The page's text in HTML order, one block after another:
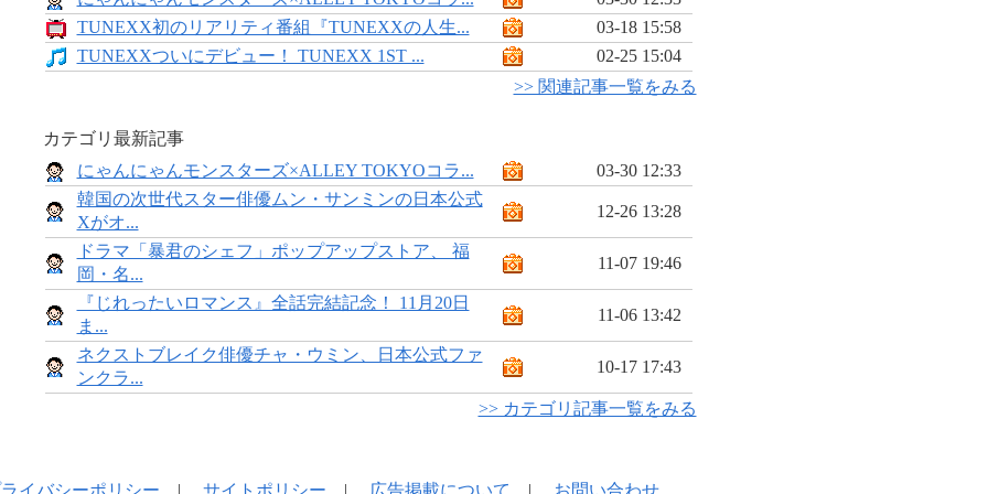
TUNEXX初のリアリティ番組『TUNEXXの人生...
03-18 15:58
TUNEXXついにデビュー！ TUNEXX 1ST ...
02-25 15:04
>> 関連記事一覧をみる
カテゴリ最新記事
にゃんにゃんモンスターズ×ALLEY TOKYOコラ...
03-30 12:33
韓国の次世代スター俳優ムン・サンミンの日本公式
Xがオ...
12-26 13:28
ドラマ「暴君のシェフ」ポップアップストア、 福
岡・名...
11-07 19:46
『じれったいロマンス』全話完結記念！ 11月20日
ま...
11-06 13:42
ネクストブレイク俳優チャ・ウミン、日本公式ファ
ンクラ...
10-17 17:43
>> カテゴリ記事一覧をみる
イバシーポリシー | サイトポリシー | 広告掲載について | お問い合わせ